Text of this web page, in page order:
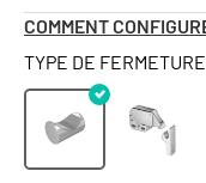
COMMENT
TYPE DE